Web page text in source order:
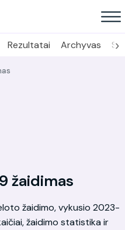
Rezultatai Archyvas ›
žaidimas
žaidimo, vykusio 2023-
žaidimo statistika ir